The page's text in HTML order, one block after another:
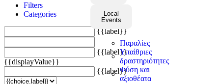
Local
Events
Παραλίες
Υπαίθριες
δραστηριότητες
Φύση και
αξιοθέατα
Filters
Categories
{{label}}
{{label}}
{{displayValue}}
{{label}}